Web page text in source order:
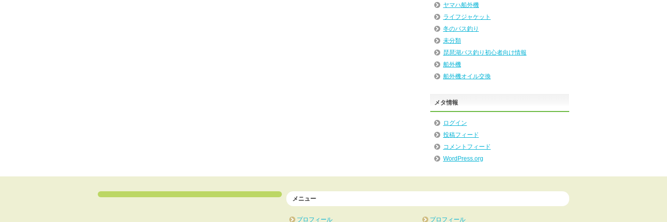
ヤマハ船外機
ライフジャケット
冬のバス釣り
未分類
琵琶湖バス釣り初心者向け情報
船外機
船外機オイル交換
メタ情報
ログイン
投稿フィード
コメントフィード
WordPress.org
メニュー
プロフィール プロフィール